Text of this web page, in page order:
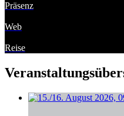
Präsenz
Web
Reise